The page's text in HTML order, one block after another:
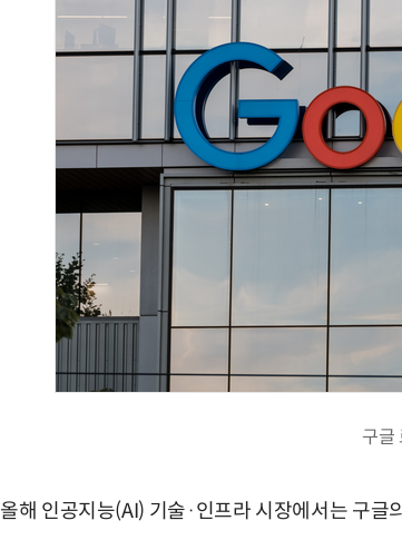
구글
올해 인공지능(AI) 기술·인프라 시장에서는 구글